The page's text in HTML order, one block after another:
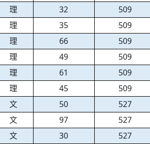
理 32 509
理 35 509
理 66 509
理 49 509
理 61 509
理 45 509
文 50 527
文 97 527
文 30 527